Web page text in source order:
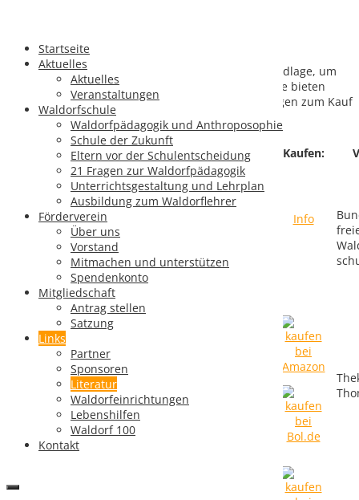
Startseite
Aktuelles
Aktuelles
Veranstaltungen
Waldorfschule
Waldorfpädagogik und Anthroposophie
Schule der Zukunft
Eltern vor der Schulentscheidung
21 Fragen zur Waldorfpädagogik
Unterrichtsgestaltung und Lehrplan
Ausbildung zum Waldorflehrer
Förderverein
Über uns
Vorstand
Mitmachen und unterstützen
Spendenkonto
Mitgliedschaft
Antrag stellen
Satzung
Links
Partner
Sponsoren
Literatur
Waldorfeinrichtungen
Lebenshilfen
Waldorf 100
Kontakt
Die folgende Literatur sehen wir als eine gute Grundlage, um
sich über die Waldorfpädagogik zu informieren. Wie bieten
auch viele dieser Bücher direkt bei unseren Vorträgen zum Kauf
Cover: Titel: Kaufen:
Erziehungskunst
(Zeitschrift)
heute
Homepage
Info
zur Waldorfpädagogik